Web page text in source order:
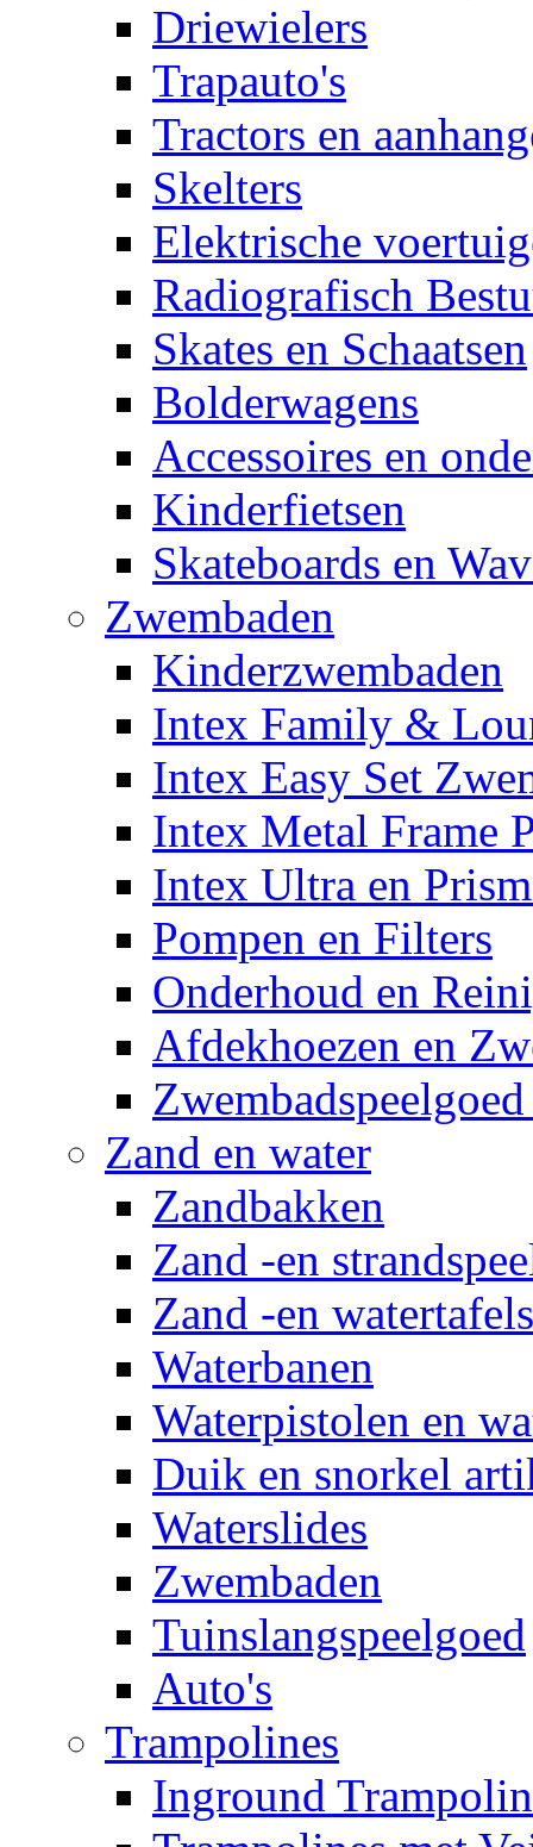
Driewielers
Trapauto's
Tractors en
Skelters
Elektrische
Radiografisch
Skates en Schaatsen
Bolderwagens
Accessoires en
Kinderfietsen
Skateboards en
Zwembaden
Kinderzwembaden
Intex Family &
Intex Easy Set
Intex Metal Frame
Intex Ultra en
Pompen en Filters
Onderhoud en
Afdekhoezen en
Zand en water
Zandbakken
Zand -en
Zand -en watertafels
Waterbanen
Waterpistolen en
Duik en snorkel
Waterslides
Zwembaden
Tuinslangspeelgoed
Auto's
Trampolines
Inground